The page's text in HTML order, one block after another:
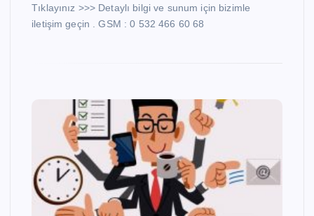
Tıklayınız >>> Detaylı bilgi ve sunum için bizimle
iletişim geçin . GSM : 0 532 466 60 68